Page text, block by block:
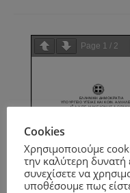
Page 1 / 2
Cookies
Χρησιμοποιούμε
την καλύτερη δυνατή
συνεχίσετε να
υποθέσουμε πως